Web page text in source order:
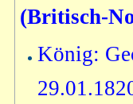
(Britisch-
König: